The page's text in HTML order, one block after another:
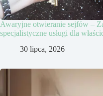
Awaryjne otwieranie sejfów –
specjalistyczne usługi dla
30 lipca, 2026